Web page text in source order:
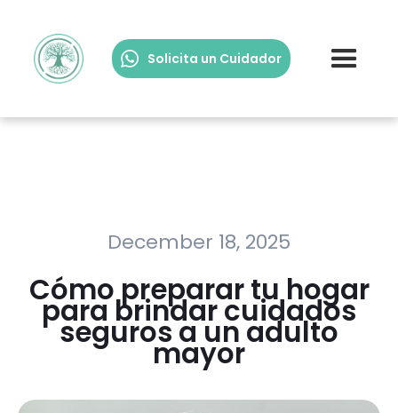
Solicita un Cuidador
December 18, 2025
Cómo preparar tu hogar
para brindar cuidados
seguros a un adulto
mayor